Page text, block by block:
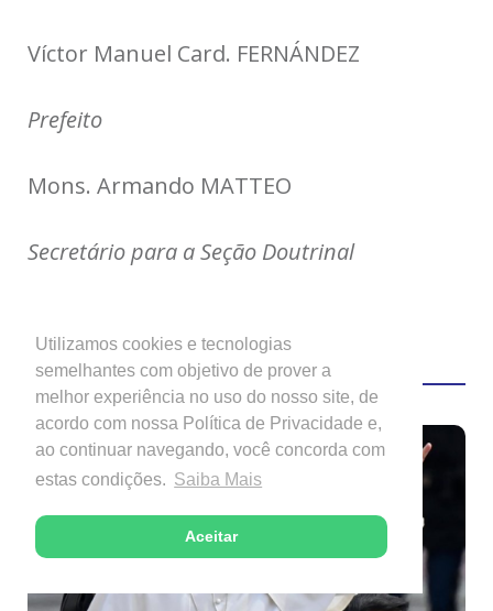
Utilizamos cookies e tecnologias
semelhantes com objetivo de prover a
melhor experiência no uso do nosso site, de
acordo com nossa Política de Privacidade e,
ao continuar navegando, você concorda com
estas condições. Saiba Mais
Aceitar
Víctor Manuel Card. FERNÁNDEZ
Prefeito
Mons. Armando MATTEO
Secretário para a Seção Doutrinal
Veja Também